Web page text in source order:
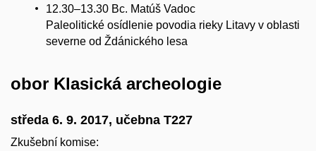
12.30–13.30 Bc. Matúš Vadoc
Paleolitické osídlenie povodia rieky Litavy v oblasti
severne od Ždánického lesa
obor Klasická archeologie
středa 6. 9. 2017, učebna T227
Zkušební komise: